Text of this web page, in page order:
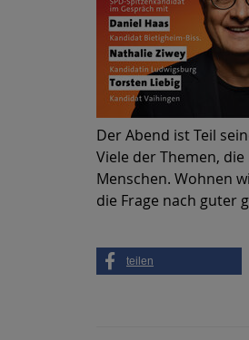
Der Abend ist Teil
Viele der Themen,
Menschen. Wohnen
die Frage nach guter
teilen